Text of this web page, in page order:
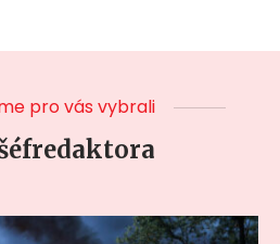
pro vás vybrali